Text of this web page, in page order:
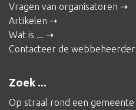
Vragen van organisatoren
Artikelen
Wat is ...
Contacteer de webbeheerder
Zoek ...
Op straal rond een gemeente